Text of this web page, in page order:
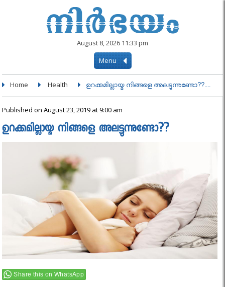
August 8, 2026 11:33 pm
Menu
Home Health ഉറക്കമില്ലായ്മ നിങ്ങളെ അലട്ടുന്നുണ്ടോ??....
Published on August 23, 2019 at 9:00 am
ഉറക്കമില്ലായ്മ നിങ്ങളെ അലട്ടുന്നുണ്ടോ??
Share this on WhatsApp